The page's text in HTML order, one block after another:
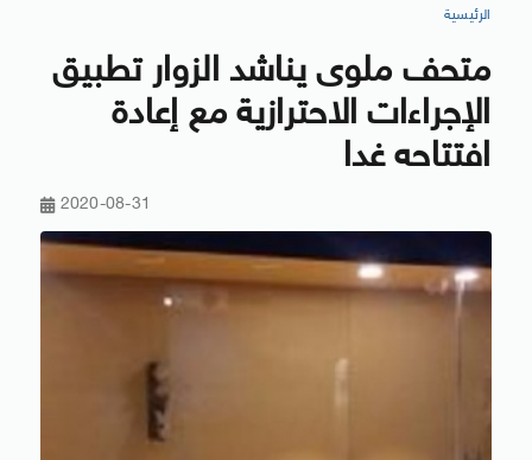
الرئيسية
متحف ملوى يناشد الزوار تطبيق
الإجراءات الاحترازية مع إعادة
افتتاحه غدا
2020-08-31